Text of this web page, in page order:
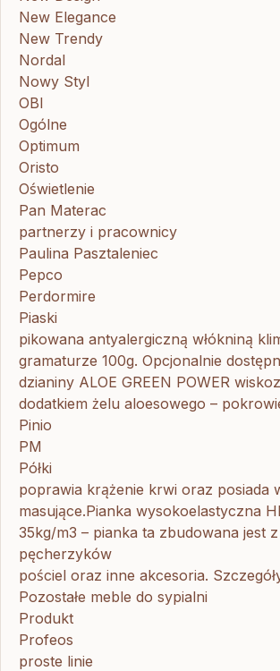
New Elegance
New Trendy
Nordal
Nowy Styl
OBI
Ogólne
Optimum
Oristo
Oświetlenie
Pan Materac
partnerzy i pracownicy
Paulina Pasztaleniec
Pepco
Perdormire
Piaski
pikowana antyalergiczną włókniną
gramaturze 100g. Opcjonalnie
dzianiny ALOE GREEN POWER
dodatkiem żelu aloesowego –
Pinio
PM
Półki
poprawia krążenie krwi oraz posiada
masujące.Pianka wysokoelastyczna
35kg/m3 – pianka ta zbudowana jest
pęcherzyków
pościel oraz inne akcesoria.
Pozostałe meble do sypialni
Produkt
Profeos
proste linie